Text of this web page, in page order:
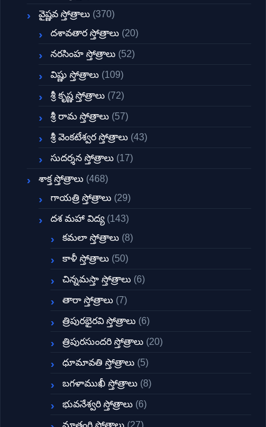
వైష్ణవ స్తోత్రాలు (370)
దశావతార స్తోత్రాలు (20)
నరసింహ స్తోత్రాలు (52)
విష్ణు స్తోత్రాలు (109)
శ్రీ కృష్ణ స్తోత్రాలు (72)
శ్రీ రామ స్తోత్రాలు (57)
శ్రీ వెంకటేశ్వర స్తోత్రాలు (43)
సుదర్శన స్తోత్రాలు (17)
శాక్త స్తోత్రాలు (468)
గాయత్రి స్తోత్రాలు (29)
దశ మహా విద్య (143)
కమలా స్తోత్రాలు (8)
కాళీ స్తోత్రాలు (50)
చిన్నమస్తా స్తోత్రాలు (6)
తారా స్తోత్రాలు (7)
త్రిపురభైరవి స్తోత్రాలు (6)
త్రిపురసుందరి స్తోత్రాలు (20)
ధూమావతి స్తోత్రాలు (5)
బగళాముఖీ స్తోత్రాలు (8)
భువనేశ్వరి స్తోత్రాలు (6)
మాతంగి స్తోత్రాలు (27)